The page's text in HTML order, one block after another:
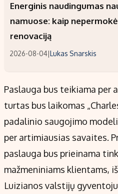
Energinis naudingumas
namuose: kaip
renovaciją
2026-08-04|Lukas Snarskis
Paslauga bus teikiama per
turtas bus laikomas
padalinio saugojimo
per artimiausias savaites.
paslauga bus prieinama
mažmeniniams klientams,
Luizianos valstijų